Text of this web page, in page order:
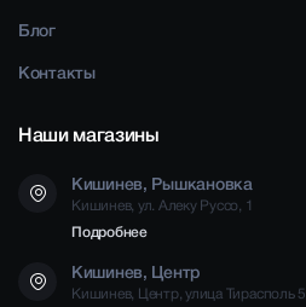
Блог
Контакты
Наши магазины
Кишинев, Рышкановка
Кишинев, ул. Алеку Руссо, 1
Подробнее
Кишинев, Центр
Кишинев, Центр, улица Тирасполь 5